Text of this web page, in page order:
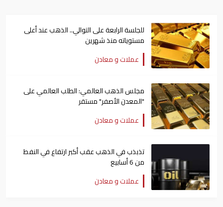
للجلسة الرابعة على التوالي.. الذهب عند أعلى
مستوياته منذ شهرين
عملات و معادن
مجلس الذهب العالمي: الطلب العالمي على
"المعدن الأصفر" مستقر
عملات و معادن
تذبذب في الذهب عقب أكبر ارتفاع في النفط
من 6 أسابيع
عملات و معادن